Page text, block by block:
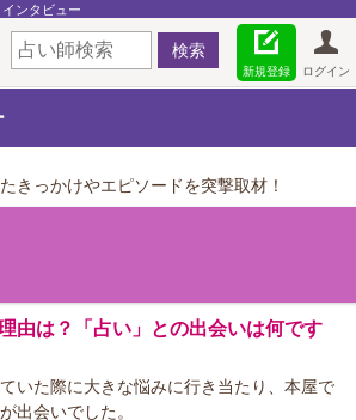
ンタビュー
ログイン
新規登録
きっかけやエピソードを突撃取材！
由は？「占い」との出会いは何です
いた際に大きな悩みに行き当たり、本屋で
出会いでした。